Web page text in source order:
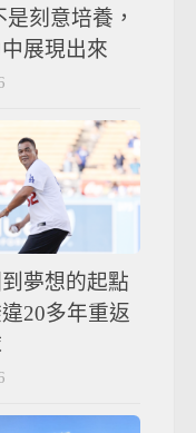
刻意培養，
展現出來
夢想的起點
20多年重返